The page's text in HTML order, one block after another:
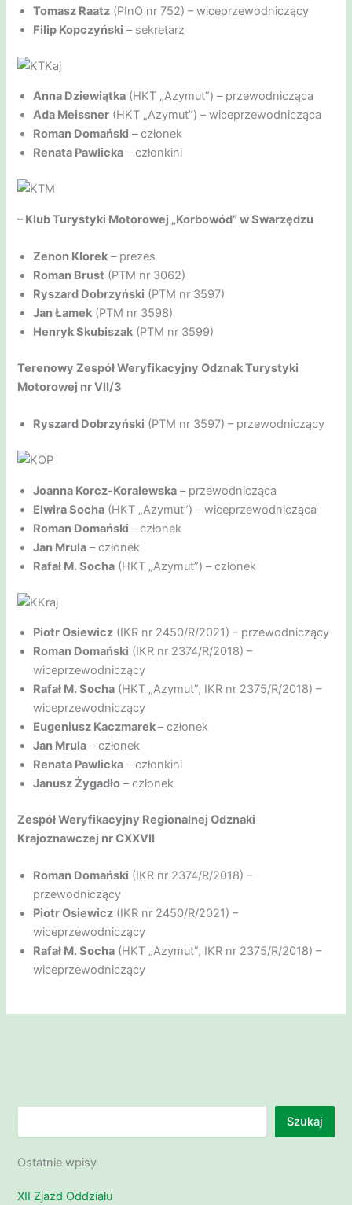
Tomasz Raatz (PInO nr 752) – wiceprzewodniczący
Filip Kopczyński – sekretarz
Anna Dziewiątka (HKT „Azymut”) – przewodnicząca
Ada Meissner (HKT „Azymut”) – wiceprzewodnicząca
Roman Domański – członek
Renata Pawlicka – członkini
– Klub Turystyki Motorowej „Korbowód” w Swarzędzu
Zenon Klorek – prezes
Roman Brust (PTM nr 3062)
Ryszard Dobrzyński (PTM nr 3597)
Jan Łamek (PTM nr 3598)
Henryk Skubiszak (PTM nr 3599)
Terenowy Zespół Weryfikacyjny Odznak Turystyki
Motorowej nr VII/3
Ryszard Dobrzyński (PTM nr 3597) – przewodniczący
Joanna Korcz-Koralewska – przewodnicząca
Elwira Socha (HKT „Azymut”) – wiceprzewodnicząca
Roman Domański– członek
Jan Mrula – członek
Rafał M. Socha (HKT „Azymut”) – członek
Piotr Osiewicz (IKR nr 2450/R/2021) – przewodniczący
Roman Domański (IKR nr 2374/R/2018) –
wiceprzewodniczący
Rafał M. Socha (HKT „Azymut”, IKR nr 2375/R/2018) –
wiceprzewodniczący
Eugeniusz Kaczmarek– członek
Jan Mrula – członek
Renata Pawlicka – członkini
Janusz Żygadło – członek
Zespół Weryfikacyjny Regionalnej Odznaki
Krajoznawczej nr CXXVII
Roman Domański (IKR nr 2374/R/2018) –
przewodniczący
Piotr Osiewicz (IKR nr 2450/R/2021) –
wiceprzewodniczący
Rafał M. Socha (HKT „Azymut”, IKR nr 2375/R/2018) –
wiceprzewodniczący
Szukaj
Ostatnie wpisy
XII Zjazd Oddziału